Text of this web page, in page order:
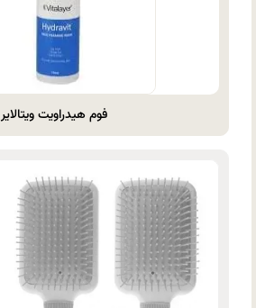
فوم هیدراویت ویتالایر